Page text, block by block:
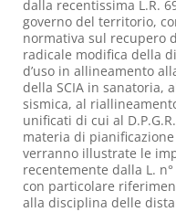
dalla recentissima L.R.
governo del territorio,
normativa sul recupero
radicale modifica della
d’uso in allineamento
della SCIA in sanatoria,
sismica, al
unificati di cui al
materia di
verranno illustrate le
recentemente dalla L.
con particolare
alla disciplina delle